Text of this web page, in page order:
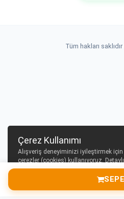
Tüm hakları
Çerez Kullanımı
Alışveriş deneyiminizi iyileştirmek
çerezler (cookies) kullanıyoruz.
Politikasısayfamızı inceleyebilirsiniz.